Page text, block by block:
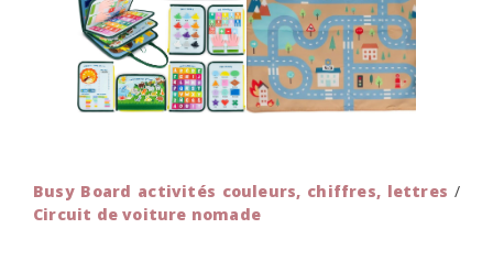
Busy Board activités couleurs, chiffres, lettres /
Circuit de voiture nomade